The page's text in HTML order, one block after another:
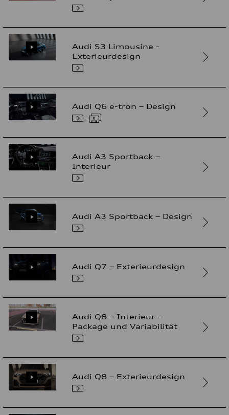
Audi S3 Limousine -
Exterieurdesign
Audi Q6 e-tron – Design
Audi A3 Sportback –
Interieur
Audi A3 Sportback – Design
Audi Q7 – Exterieurdesign
Audi Q8 – Interieur -
Package und Variabilität
Audi Q8 – Exterieurdesign